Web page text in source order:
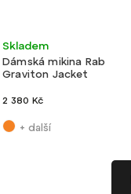
Lehké
Dámská mikina Rab
Graviton Jacket
Skladem
2 380 Kč
+ další